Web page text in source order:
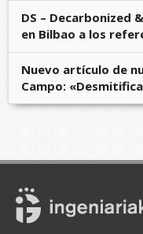
DS – Decarbonized
en Bilbao a los
Nuevo artículo de
Campo: